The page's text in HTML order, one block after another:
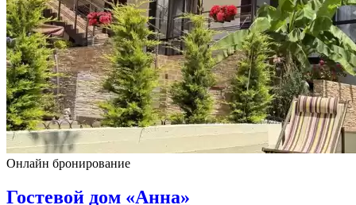
Онлайн бронирование
Гостевой дом «Анна»